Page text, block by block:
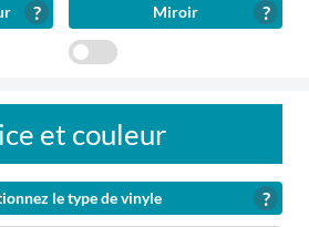
? Miroir ?
Miroir
et couleur
le type de vinyle ?